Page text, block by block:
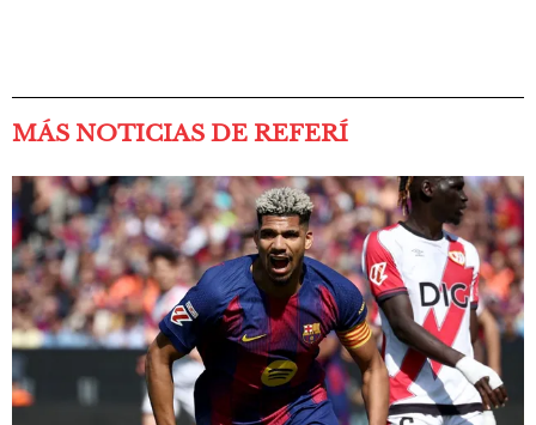
MÁS NOTICIAS DE REFERÍ